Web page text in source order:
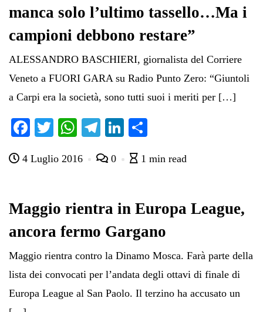
manca solo l’ultimo tassello…Ma i
campioni debbono restare”
ALESSANDRO BASCHIERI, giornalista del Corriere
Veneto a FUORI GARA su Radio Punto Zero: “Giuntoli
a Carpi era la società, sono tutti suoi i meriti per […]
Fa
bo
T
tte
W
ts
pp
Te
gr
m
Li
ed di
di
4 Luglio 2016 0 1 min read
Maggio rientra in Europa League,
ancora fermo Gargano
Maggio rientra contro la Dinamo Mosca. Farà parte della
lista dei convocati per l’andata degli ottavi di finale di
Europa League al San Paolo. Il terzino ha accusato un